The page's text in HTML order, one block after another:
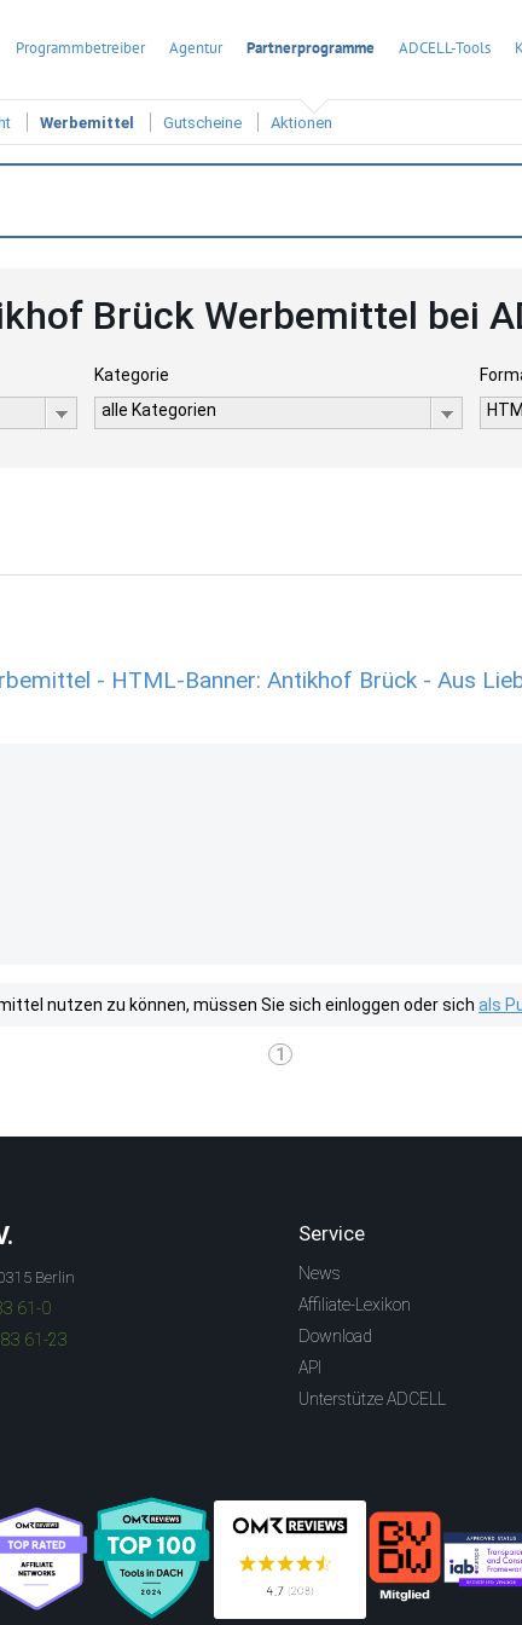
Programmbetreiber Agentur Partnerprogramme ADCELL-Tools
Werbemittel Gutscheine Aktionen
Brück Werbemittel bei
Kategorie
alle Kategorien
- HTML-Banner: Antikhof Brück - Aus
nutzen zu können, müssen Sie sich einloggen oder sich als
1
Berlin
61-0
61-23
Service
News
Affiliate-Lexikon
Download
API
Unterstütze ADCELL